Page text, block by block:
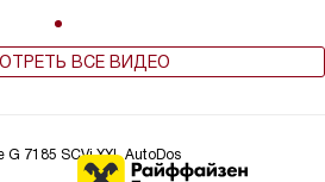
ВСЕ ВИДЕО
7185 SCVi XXL AutoDos